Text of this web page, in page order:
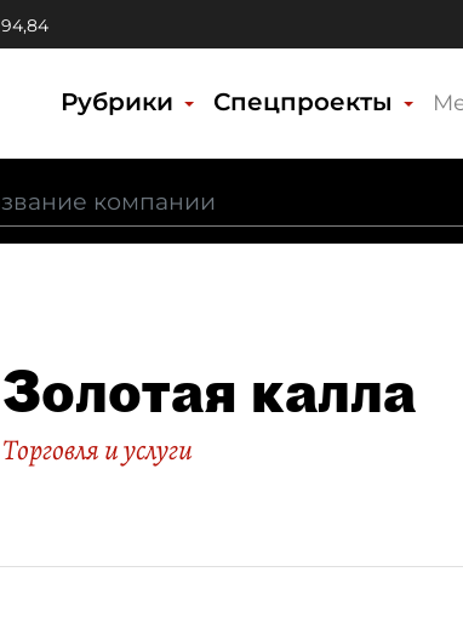
94,84
Рубрики Спецпроекты
Золотая калла
Торговля и услуги